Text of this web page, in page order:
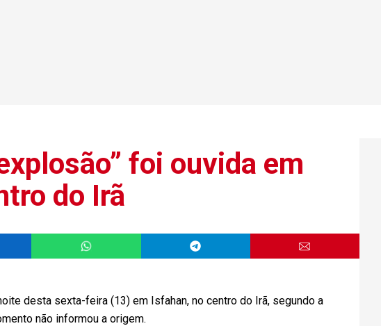
foi ouvida em
do Irã
desta sexta-feira (13) em Isfahan, no centro do Irã, segundo a
não informou a origem.